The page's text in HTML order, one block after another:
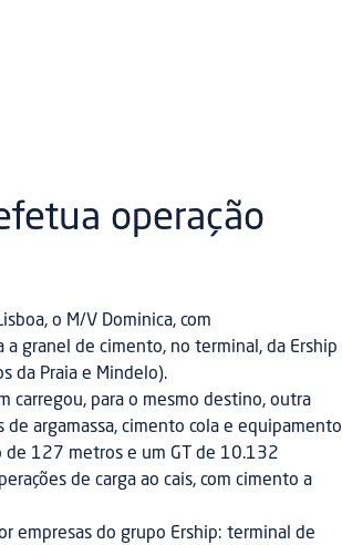
operação
o M/V Dominica, com
granel de cimento, no terminal, da Ership
da Praia e Mindelo).
carregou, para o mesmo destino, outra
argamassa, cimento cola e equipamento
de 127 metros e um GT de 10.132
de carga ao cais, com cimento a
empresas do grupo Ership: terminal de